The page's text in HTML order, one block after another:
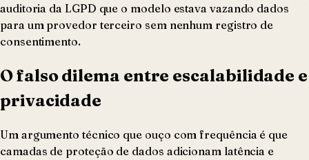
auditoria da LGPD que o modelo estava vazando dados
para um provedor terceiro sem nenhum registro de
consentimento.
O falso dilema entre escalabilidade e
privacidade
Um argumento técnico que ouço com frequência é que
camadas de proteção de dados adicionam latência e